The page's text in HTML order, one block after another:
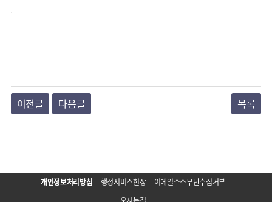
.
이전글 다음글 목록
개인정보처리방침 행정서비스헌장
이메일주소무단수집거부